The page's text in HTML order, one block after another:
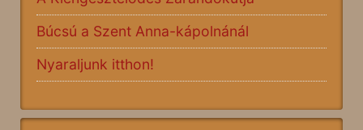
Búcsú a Szent Anna-kápolnánál
Nyaraljunk itthon!